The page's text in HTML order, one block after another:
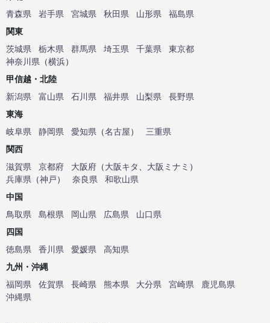
青森県
岩手県 宮城県 秋田県 山形県
福島県
関東
茨城県
栃木県 群馬県 埼玉県 千葉県
東京都
神奈川県 （横浜）
甲信越・北陸
新潟県
富山県 石川県 福井県 山梨県
長野県
東海
岐阜県
静岡県 愛知県 （名古屋）
三重県
関西
滋賀県
京都府 大阪府 （大阪キタ 大阪ミナミ ）
兵庫県 （神戸） 奈良県
和歌山県
中国
鳥取県
島根県 岡山県 広島県
山口県
四国
徳島県
香川県 愛媛県
高知県
九州・沖縄
福岡県
佐賀県 長崎県 熊本県 大分県 宮崎県
鹿児島県
沖縄県